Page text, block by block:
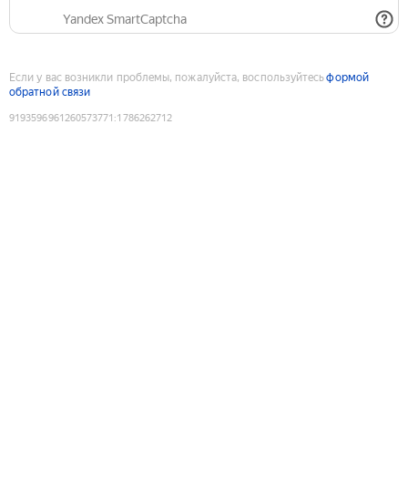
Yandex SmartCaptcha
Если у вас возникли проблемы, пожалуйста, воспользуйтесьформой
обратной связи
9193596961260573771 :1786262712